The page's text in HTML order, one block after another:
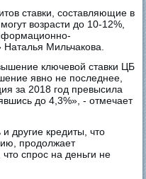
ставки, составляющие в
возрасти до 10-12%,
Мильчакова.
ключевой ставки ЦБ
явно не последнее,
за 2018 год превысила
до 4,3%», - отмечает
другие кредиты, что
продолжает
спрос на деньги не